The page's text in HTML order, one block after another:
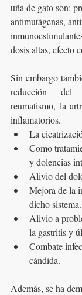
uña de gato son:
antimutágenas,
dosis altas, efecto
Sin embargo
reducción
reumatismo, la
inflamatorios.
La
Como
y dolencias
Alivio del
Mejora de la
dicho sistema.
Alivio a
la gastritis y
Combate
cándida.
Además, se ha